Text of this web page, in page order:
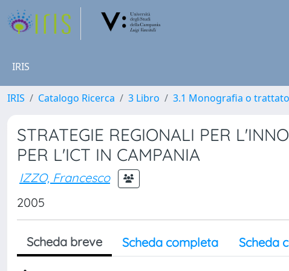
IRIS
IRIS Catalogo Ricerca 3 Libro 3.1 Monografia o
STRATEGIE REGIONALI PER
PER L'ICT IN CAMPANIA
IZZO, Francesco
2005
Scheda breve Scheda completa Scheda